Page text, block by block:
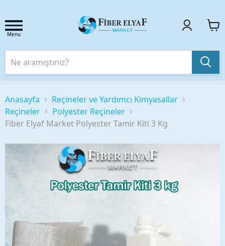
Menu
Anasayfa
Reçineler ve Yardımcı Kimyasallar
Reçineler
Polyester Reçineler
Fiber Elyaf Market Polyester Tamir Kiti 3 Kg